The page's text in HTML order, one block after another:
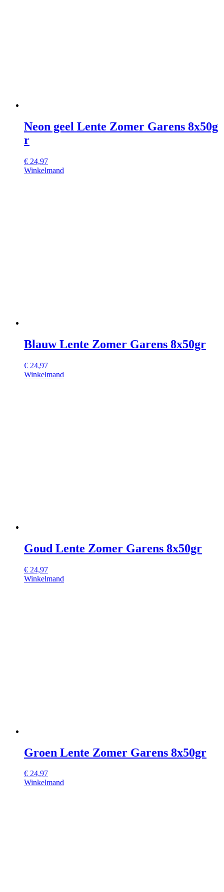
Neon geel Lente Zomer Garens 8x50g
r
€ 24,97
Winkelmand
Blauw Lente Zomer Garens 8x50gr
€ 24,97
Winkelmand
Goud Lente Zomer Garens 8x50gr
€ 24,97
Winkelmand
Groen Lente Zomer Garens 8x50gr
€ 24,97
Winkelmand